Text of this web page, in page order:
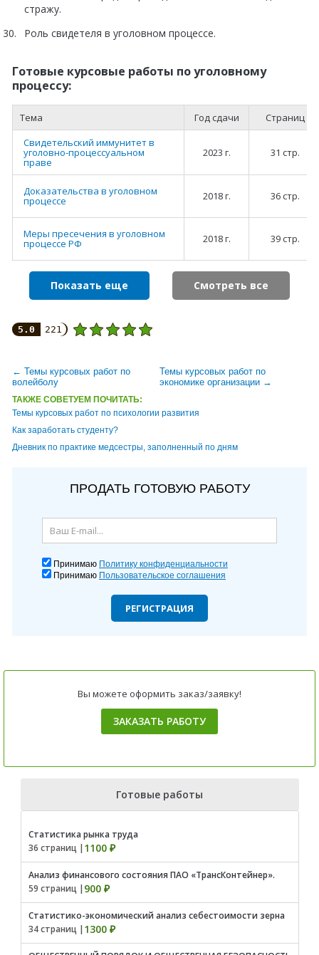
стражу.
Роль свидетеля в уголовном процессе.
Готовые курсовые работы по уголовному
процессу:
Тема Год сдачи
Страниц
Свидетельский иммунитет в
уголовно-процессуальном
праве
2023 г. 31 стр.
Доказательства в уголовном
процессе 2018 г. 36 стр.
Меры пресечения в уголовном
процессе РФ 2018 г. 39 стр.
Показать еще Смотреть все
5.0 221
← Темы курсовых работ по
волейболу
Темы курсовых работ по
экономике организации →
ТАКЖЕ СОВЕТУЕМ ПОЧИТАТЬ:
Темы курсовых работ по психологии развития
Как заработать студенту?
Дневник по практике медсестры, заполненный по дням
ПРОДАТЬ ГОТОВУЮ РАБОТУ
Принимаю Политику конфиденциальности
Принимаю Пользовательское соглашения
РЕГИСТРАЦИЯ
Вы можете оформить заказ/заявку!
ЗАКАЗАТЬ РАБОТУ
Готовые работы
Статистика рынка труда
36 страниц | 1100 ₽
Анализ финансового состояния ПАО «ТрансКонтейнер».
59 страниц | 900 ₽
Статистико-экономический анализ себестоимости зерна
34 страниц | 1300 ₽